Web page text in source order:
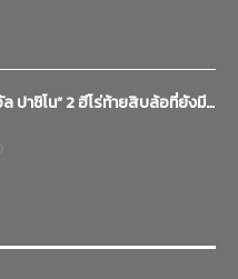
ล ปาชิโน” 2 ฮีโร่ท้ายสิบล้อที่ยังมี…